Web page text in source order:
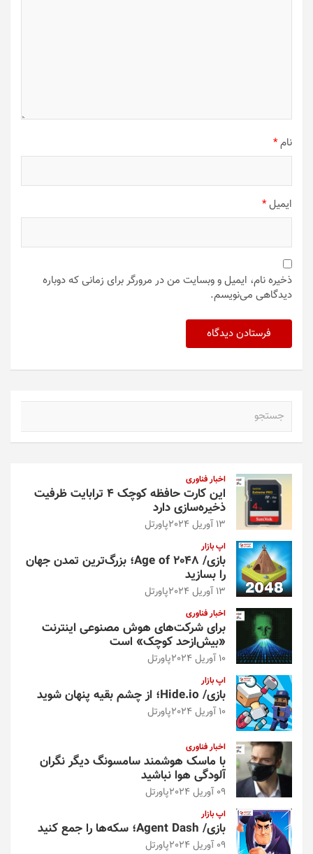
نام*
ایمیل*
ذخیره نام، ایمیل و وبسایت من در مرورگر برای زمانی که دوباره
دیدگاهی می‌نویسم.
اخبار فناوری
این کارت حافظه کوچک ۴ ترابایت ظرفیت
ذخیره‌سازی دارد
13 آوریل 2024 پاورتل
اپ بازار
بازی/ Age of 2048؛ بزرگ‌ترین تمدن جهان
را بسازید
13 آوریل 2024 پاورتل
اخبار فناوری
برای شرکت‌های هوش مصنوعی اینترنت
«بیش‌از‌حد کوچک» است
10 آوریل 2024 پاورتل
اپ بازار
بازی/ Hide.io؛ از چشم بقیه پنهان شوید
10 آوریل 2024 پاورتل
اخبار فناوری
با ماسک هوشمند سامسونگ دیگر نگران
آلودگی هوا نباشید
09 آوریل 2024 پاورتل
اپ بازار
بازی/ Agent Dash؛ سکه‌ها را جمع کنید
09 آوریل 2024 پاورتل